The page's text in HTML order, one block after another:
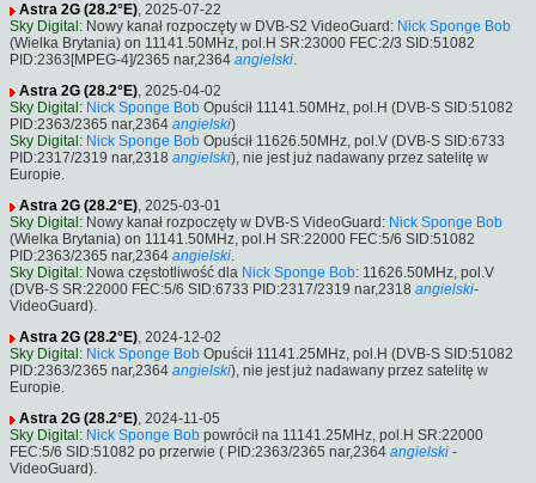
Astra 2G (28.2°E), 2025-07-22
Sky Digital : Nowy kanał rozpoczęty w DVB-S2 VideoGuard: Nick Sponge Bob
(Wielka Brytania) on 11141.50MHz, pol.H SR:23000 FEC:2/3 SID:51082
PID:2363[MPEG-4]/2365 nar,2364 angielski.
Astra 2G (28.2°E), 2025-04-02
Sky Digital : Nick Sponge Bob Opuścił 11141.50MHz, pol.H (DVB-S SID:51082
PID:2363/2365 nar,2364 angielski)
Sky Digital : Nick Sponge Bob Opuścił 11626.50MHz, pol.V (DVB-S SID:6733
PID:2317/2319 nar,2318 angielski), nie jest już nadawany przez satelitę w
Europie.
Astra 2G (28.2°E), 2025-03-01
Sky Digital : Nowy kanał rozpoczęty w DVB-S VideoGuard: Nick Sponge Bob
(Wielka Brytania) on 11141.50MHz, pol.H SR:22000 FEC:5/6 SID:51082
PID:2363/2365 nar,2364 angielski.
Sky Digital : Nowa częstotliwość dla Nick Sponge Bob: 11626.50MHz, pol.V
(DVB-S SR:22000 FEC:5/6 SID:6733 PID:2317/2319 nar,2318 angielski-
VideoGuard).
Astra 2G (28.2°E), 2024-12-02
Sky Digital : Nick Sponge Bob Opuścił 11141.25MHz, pol.H (DVB-S SID:51082
PID:2363/2365 nar,2364 angielski), nie jest już nadawany przez satelitę w
Europie.
Astra 2G (28.2°E), 2024-11-05
Sky Digital : Nick Sponge Bob powrócił na 11141.25MHz, pol.H SR:22000
FEC:5/6 SID:51082 po przerwie ( PID:2363/2365 nar,2364 angielski -
VideoGuard).